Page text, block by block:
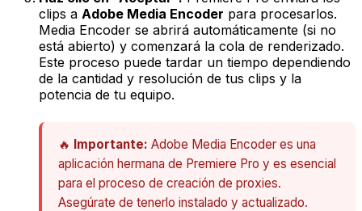
clips a Adobe Media Encoder para procesarlos.
Media Encoder se abrirá automáticamente (si no
está abierto) y comenzará la cola de renderizado.
Este proceso puede tardar un tiempo dependiendo
de la cantidad y resolución de tus clips y la
potencia de tu equipo.
🔥 Importante: Adobe Media Encoder es una
aplicación hermana de Premiere Pro y es esencial
para el proceso de creación de proxies.
Asegúrate de tenerlo instalado y actualizado.